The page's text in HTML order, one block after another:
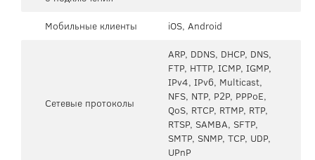
Мобильные клиенты
iOS, Android
Сетевые протоколы
ARP, DDNS, DHCP, DNS,
FTP, HTTP, ICMP, IGMP,
IPv4, IPv6, Multicast,
NFS, NTP, P2P, PPPoE,
QoS, RTCP, RTMP, RTP,
RTSP, SAMBA, SFTP,
SMTP, SNMP, TCP, UDP,
UPnP